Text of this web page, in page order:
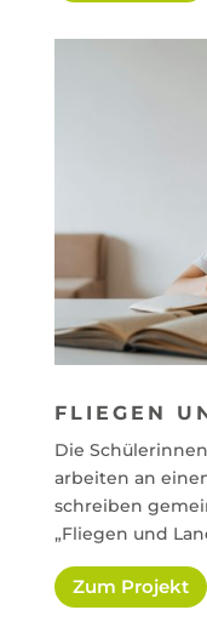
FLIEGEN
Die
arbeiten an
schreiben
„Fliegen und
Zum Projekt